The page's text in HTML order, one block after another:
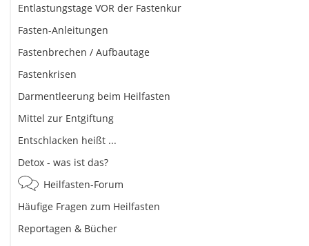
Entlastungstage VOR der Fastenkur
Fasten-Anleitungen
Fastenbrechen / Aufbautage
Fastenkrisen
Darmentleerung beim Heilfasten
Mittel zur Entgiftung
Entschlacken heißt ...
Detox - was ist das?
Heilfasten-Forum
Häufige Fragen zum Heilfasten
Reportagen & Bücher